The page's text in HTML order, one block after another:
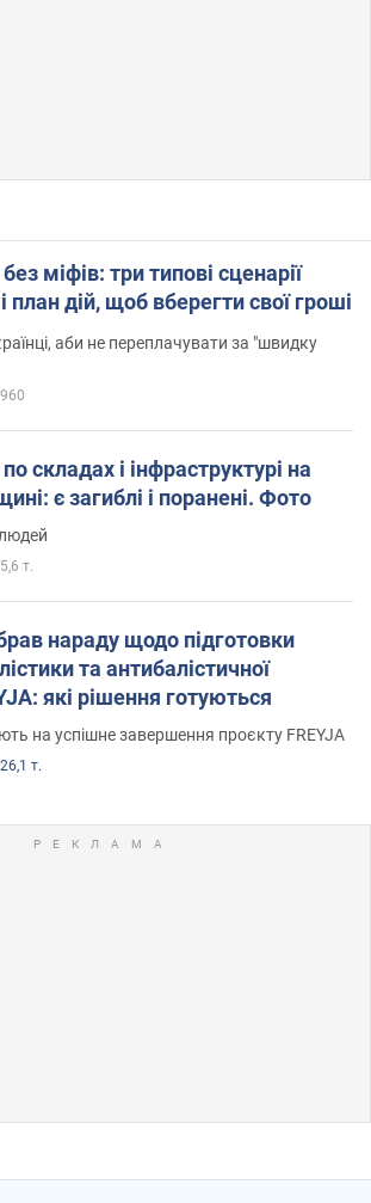
міфів: три типові сценарії
план дій, щоб вберегти свої гроші
аби не переплачувати за "швидку
960
складах і інфраструктурі на
є загиблі і поранені. Фото
5,6 т.
нараду щодо підготовки
які рішення готуються
на успішне завершення проєкту FREYJA
26,1 т.